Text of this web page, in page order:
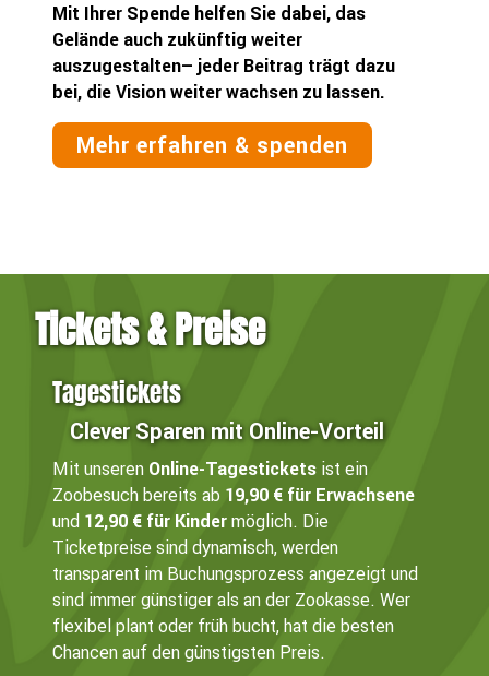
Mit Ihrer Spende helfen Sie dabei, das
Gelände auch zukünftig weiter
auszugestalten– jeder Beitrag trägt dazu
bei, die Vision weiter wachsen zu lassen.
Mehr erfahren & spenden
Tickets & Preise
Tagestickets
Clever Sparen mit Online-Vorteil
Mit unseren Online-Tagestickets ist ein
Zoobesuch bereits ab 19,90 € für Erwachsene
und 12,90 € für Kinder möglich. Die
Ticketpreise sind dynamisch, werden
transparent im Buchungsprozess angezeigt und
sind immer günstiger als an der Zookasse. Wer
flexibel plant oder früh bucht, hat die besten
Chancen auf den günstigsten Preis.